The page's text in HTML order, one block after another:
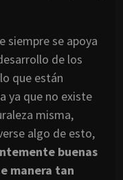
siempre se apoya
de los
que están
ya que no existe
misma,
algo de esto,
buenas
manera tan